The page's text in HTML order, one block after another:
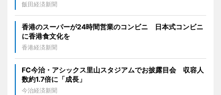
飯田経済新聞
香港のスーパーが24時間営業のコンビニ 日本式コンビニ
に香港食文化を
香港経済新聞
FC今治・アシックス里山スタジアムでお披露目会 収容人
数約1.7倍に「成長」
今治経済新聞